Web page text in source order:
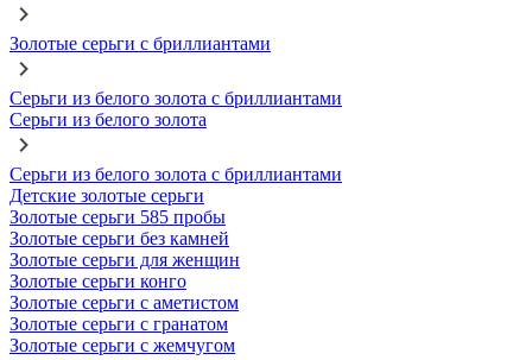
Золотые серьги с бриллиантами
Серьги из белого золота с бриллиантами
Серьги из белого золота
Серьги из белого золота с бриллиантами
Детские золотые серьги
Золотые серьги 585 пробы
Золотые серьги без камней
Золотые серьги для женщин
Золотые серьги конго
Золотые серьги с аметистом
Золотые серьги с гранатом
Золотые серьги с жемчугом